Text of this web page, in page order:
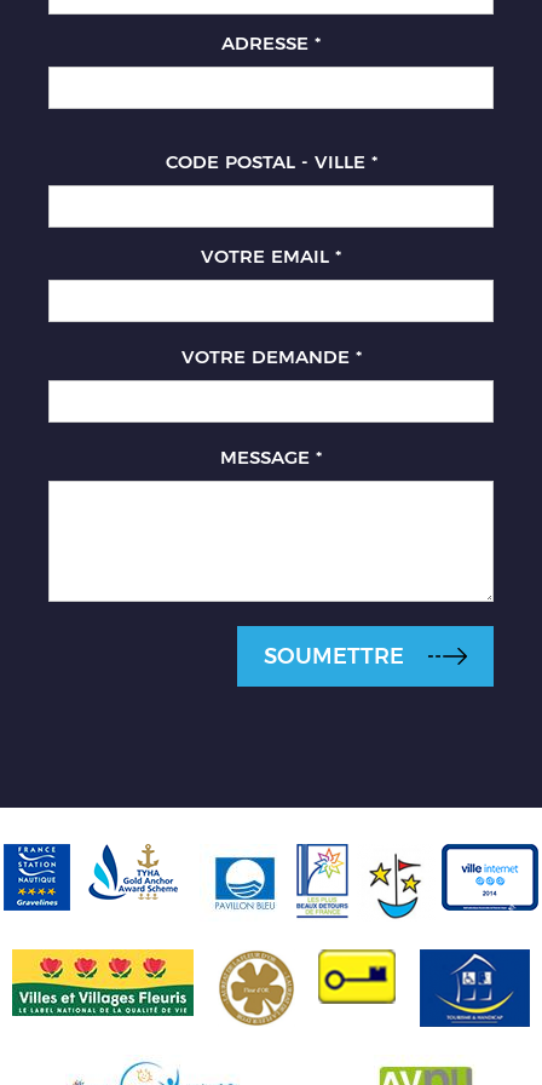
ADRESSE *
CODE POSTAL - VILLE *
VOTRE EMAIL *
VOTRE DEMANDE *
MESSAGE *
SOUMETTRE